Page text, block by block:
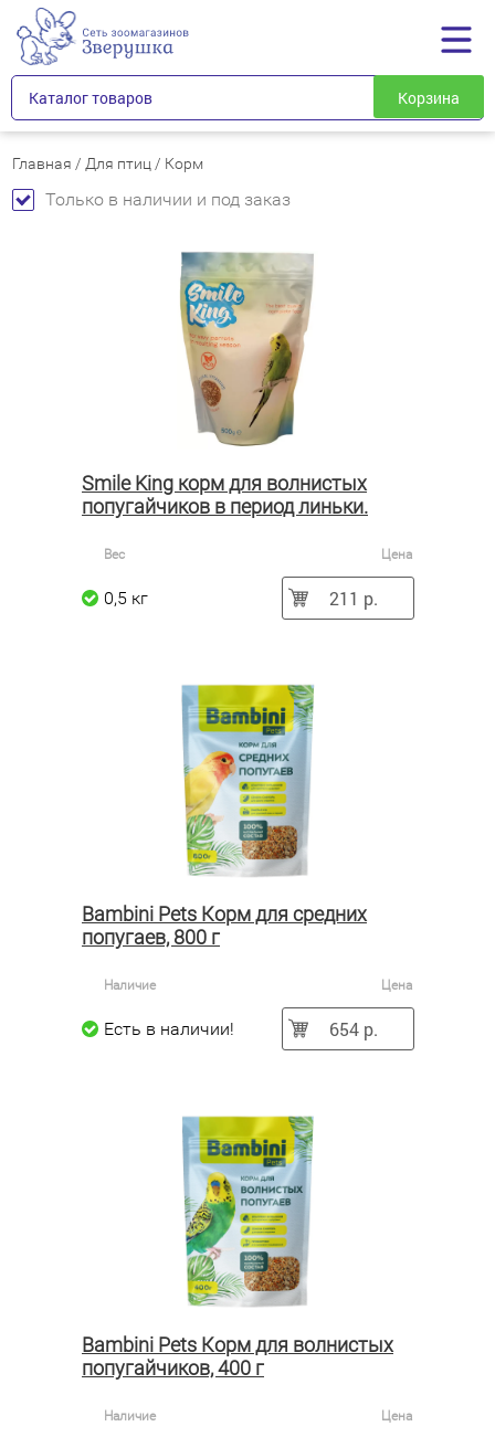
Каталог товаров Корзина
Главная / Для птиц / Корм
Только в наличии и под заказ
Smile King корм для волнистых
попугайчиков в период линьки.
Вес Цена
0,5 кг 211 р.
Bambini Pets Корм для средних
попугаев, 800 г
Наличие Цена
Есть в наличии! 654 р.
Bambini Pets Корм для волнистых
попугайчиков, 400 г
Наличие Цена